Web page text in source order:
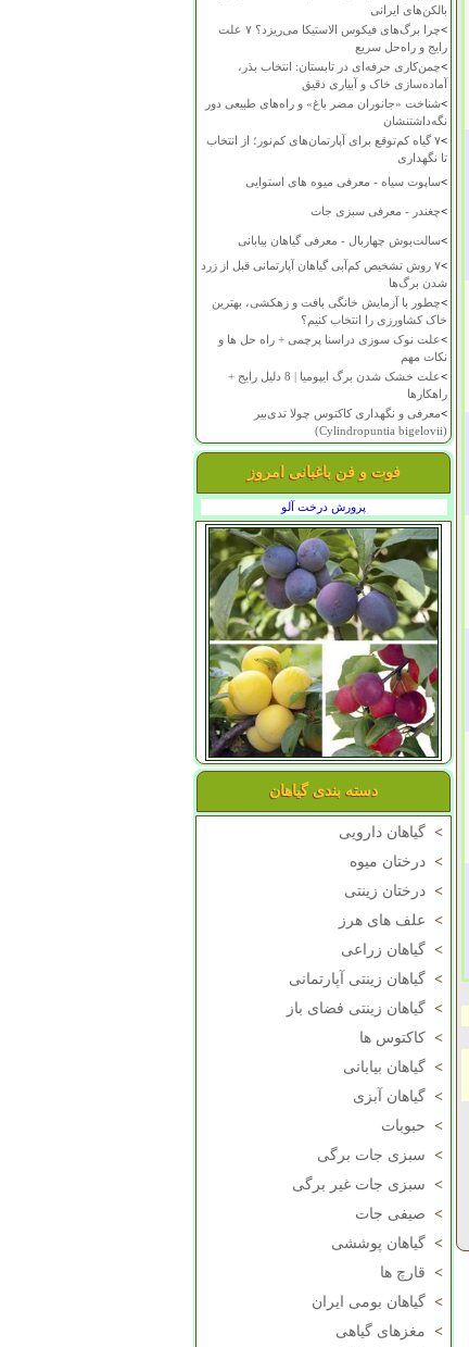
بالکن‌های ایرانی
>
چرا برگ‌های فیکوس الاستیکا می‌ریزد؟ ۷ علت
رایج و راه‌حل سریع
>چمن‌کاری حرفه‌ای در تابستان: انتخاب بذر،
آماده‌سازی خاک و آبیاری دقیق
>شناخت «جانوران مضر باغ» و راه‌های طبیعی دور
نگه‌داشتنشان
>
۷ گیاه کم‌توقع برای آپارتمان‌های کم‌نور؛ از انتخاب
تا نگهداری
>ساپوت سیاه - معرفی میوه های استوایی
>چغندر - معرفی سبزی جات
>سالت‌بوش چهاربال - معرفی گیاهان بیابانی
>
۷ روش تشخیص کم‌آبی گیاهان آپارتمانی قبل از زرد
شدن برگ‌ها
>چطور با آزمایش خانگی بافت و زهکشی، بهترین
خاک کشاورزی را انتخاب کنیم؟
>علت نوک سوزی دراسنا پرچمی + راه حل ها و
نکات مهم
>
علت خشک شدن برگ ایپومیا | 8 دلیل رایج +
راهکارها
>معرفی و نگهداری کاکتوس چولا تدی‌بیر
(Cylindropuntia bigelovii)
فوت و فن باغبانی امروز
پرورش درخت آلو
دسته بندی گیاهان
> گیاهان دارویی
> درختان میوه
> درختان زینتی
> علف های هرز
> گیاهان زراعی
> گیاهان زینتی آپارتمانی
> گیاهان زینتی فضای باز
> کاکتوس ها
> گیاهان بیابانی
> گیاهان آبزی
> حبوبات
> سبزی جات برگی
> سبزی جات غیر برگی
> صیفی جات
> گیاهان پوششی
> قارچ ها
> گیاهان بومی ایران
> مغزهای گیاهی